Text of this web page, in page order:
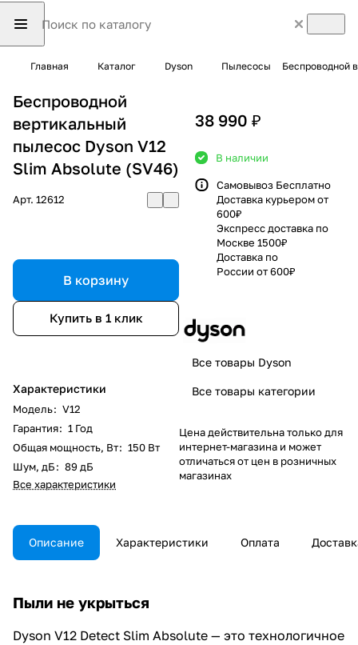
Главная Каталог Dyson Пылесосы Беспроводной
Беспроводной
вертикальный
пылесос Dyson V12
Slim Absolute (SV46)
Арт. 12612
В корзину
Купить в 1 клик
Характеристики
Модель: V12
Гарантия: 1 Год
Общая мощность, Вт: 150 Вт
Шум, дБ: 89 дБ
Все характеристики
38 990 ₽
В наличии
Самовывоз Бесплатно
Доставка курьером от
600₽
Экспресс доставка по
Москве 1500₽
Доставка по
России от 600₽
Все товары Dyson
Все товары категории
Цена действительна только для
интернет-магазина и может
отличаться от цен в розничных
магазинах
Описание Характеристики Оплата
Пыли не укрыться
Dyson V12 Detect Slim Absolute — это технологичное